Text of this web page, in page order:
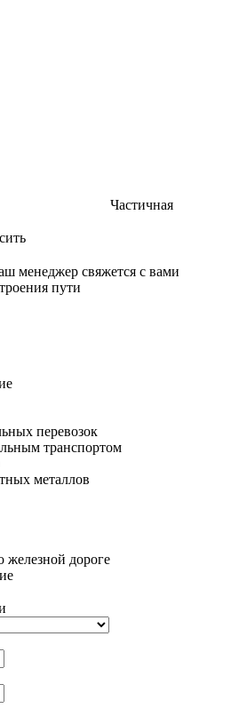
Частичная
менеджер свяжется с вами
пути
перевозок
транспортом
металлов
железной дороге